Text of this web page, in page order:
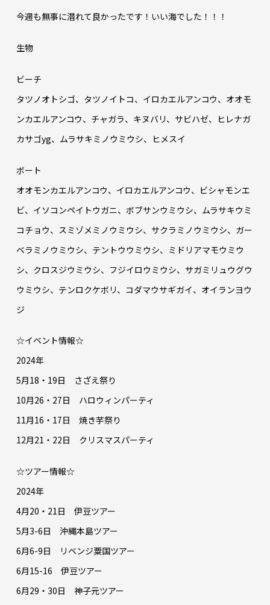
今週も無事に潜れて良かったです！いい海でした！！！
生物
ビーチ
タツノオトシゴ、タツノイトコ、イロカエルアンコウ、オオモ
ンカエルアンコウ、チャガラ、キヌバリ、サビハゼ、ヒレナガ
カサゴyg、ムラサキミノウミウシ、ヒメスイ
ボート
オオモンカエルアンコウ、イロカエルアンコウ、ビシャモンエ
ビ、イソコンペイトウガニ、ボブサンウミウシ、ムラサキウミ
コチョウ、スミゾメミノウミウシ、サクラミノウミウシ、ガー
ベラミノウミウシ、テントウウミウシ、ミドリアマモウミウ
シ、クロスジウミウシ、フジイロウミウシ、サガミリュウグウ
ウミウシ、テンロクケボリ、コダマウサギガイ、オイランヨウ
ジ
☆イベント情報☆
2024年
5月18・19日 さざえ祭り
10月26・27日 ハロウィンパーティ
11月16・17日 焼き芋祭り
12月21・22日 クリスマスパーティ
☆ツアー情報☆
2024年
4月20・21日 伊豆ツアー
5月3-6日 沖縄本島ツアー
6月6-9日 リベンジ粟国ツアー
6月15-16 伊豆ツアー
6月29・30日 神子元ツアー